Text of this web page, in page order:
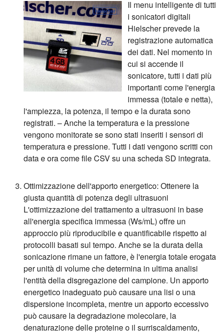
Il menu intelligente di tutti
i sonicatori digitali
Hielscher prevede la
registrazione automatica
dei dati. Nel momento in
cui si accende il
sonicatore, tutti i dati più
importanti come l'energia
immessa (totale e netta),
l'ampiezza, la potenza, il tempo e la durata sono
registrati. – Anche la temperatura e la pressione
vengono monitorate se sono stati inseriti i sensori di
temperatura e pressione. Tutti i dati vengono scritti con
data e ora come file CSV su una scheda SD integrata.
Ottimizzazione dell'apporto energetico: Ottenere la
giusta quantità di potenza degli ultrasuoni
L'ottimizzazione del trattamento a ultrasuoni in base
all'energia specifica immessa (Ws/mL) offre un
approccio più riproducibile e quantificabile rispetto ai
protocolli basati sul tempo. Anche se la durata della
sonicazione rimane un fattore, è l'energia totale erogata
per unità di volume che determina in ultima analisi
l'entità della disgregazione del campione. Un apporto
energetico inadeguato può causare una lisi o una
dispersione incompleta, mentre un apporto eccessivo
può causare la degradazione molecolare, la
denaturazione delle proteine o il surriscaldamento,